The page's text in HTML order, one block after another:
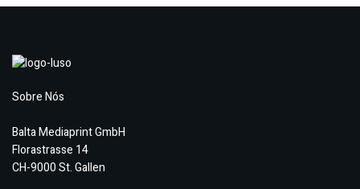
Sobre Nós
Balta Mediaprint GmbH
Florastrasse 14
CH-9000 St. Gallen